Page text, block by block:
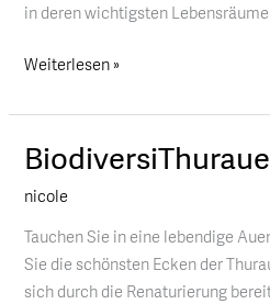
in deren wichtigsten
Weiterlesen »
nicole
Tauchen Sie in eine lebendige
Sie die schönsten Ecken der
sich durch die Renaturierung
BiodiversiThurauen